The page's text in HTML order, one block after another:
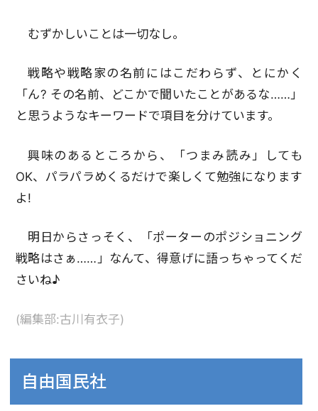
むずかしいことは一切なし。
戦略や戦略家の名前にはこだわらず、とにかく
「ん? その名前、どこかで聞いたことがあるな……」
と思うようなキーワードで項目を分けています。
興味のあるところから、「つまみ読み」しても
OK、パラパラめくるだけで楽しくて勉強になります
よ!
明日からさっそく、「ポーターのポジショニング
戦略はさぁ……」なんて、得意げに語っちゃってくだ
さいね♪
(編集部:古川有衣子)
自由国民社